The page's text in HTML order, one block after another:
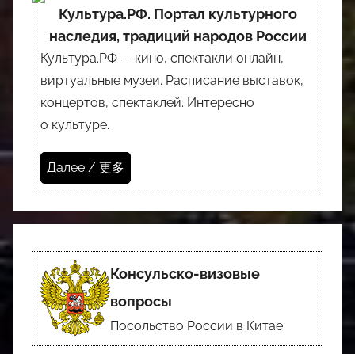
Культура.РФ. Портал культурного
наследия, традиций народов России
Культура.РФ — кино, спектакли онлайн,
виртуальные музеи. Расписание выставок,
концертов, спектаклей. Интересно
о культуре.
Далее / 更多
Консульско-визовые
вопросы
Посольство России в Китае